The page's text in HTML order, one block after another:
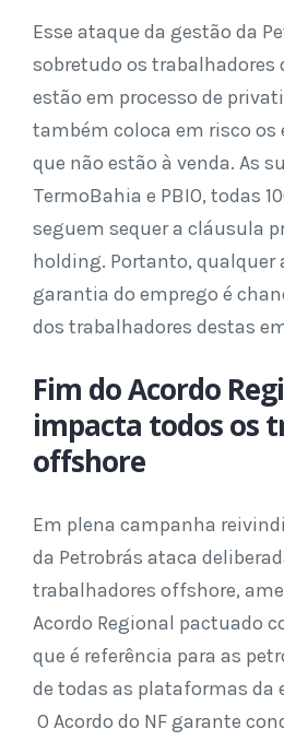
Esse ataque da gestão da
sobretudo os trabalhadores
estão em processo de
também coloca em risco os
que não estão à venda. As
TermoBahia e PBIO, todas
seguem sequer a cláusula
holding. Portanto, qualquer
garantia do emprego é
dos trabalhadores destas
Fim do Acordo
impacta todos os
offshore
Em plena campanha
da Petrobrás ataca
trabalhadores offshore,
Acordo Regional pactuado
que é referência para as
de todas as plataformas da
O Acordo do NF garante